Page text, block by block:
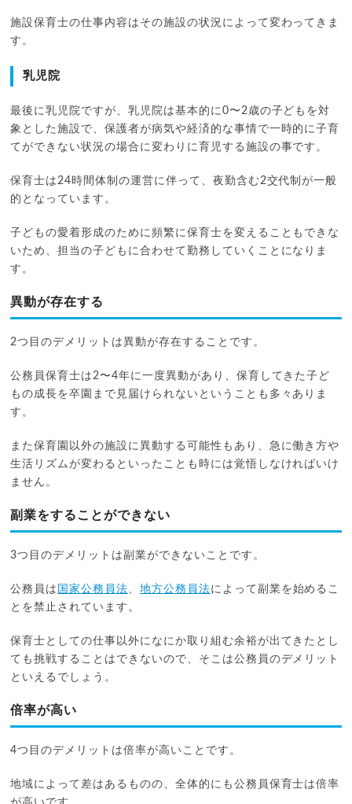
施設保育士の仕事内容はその施設の状況によって変わってきま
す。
乳児院
最後に乳児院ですが、乳児院は基本的に0〜2歳の子どもを対
象とした施設で、保護者が病気や経済的な事情で一時的に子育
てができない状況の場合に変わりに育児する施設の事です。
保育士は24時間体制の運営に伴って、夜勤含む2交代制が一般
的となっています。
子どもの愛着形成のために頻繁に保育士を変えることもできな
いため、担当の子どもに合わせて勤務していくことになりま
す。
異動が存在する
2つ目のデメリットは異動が存在することです。
公務員保育士は2〜4年に一度異動があり、保育してきた子ど
もの成長を卒園まで見届けられないということも多々ありま
す。
また保育園以外の施設に異動する可能性もあり、急に働き方や
生活リズムが変わるといったことも時には覚悟しなければいけ
ません。
副業をすることができない
3つ目のデメリットは副業ができないことです。
公務員は 国家公務員法、地方公務員法によって副業を始めるこ
とを禁止されています。
保育士としての仕事以外になにか取り組む余裕が出てきたとし
ても挑戦することはできないので、そこは公務員のデメリット
といえるでしょう。
倍率が高い
4つ目のデメリットは倍率が高いことです。
地域によって差はあるものの、全体的にも公務員保育士は倍率